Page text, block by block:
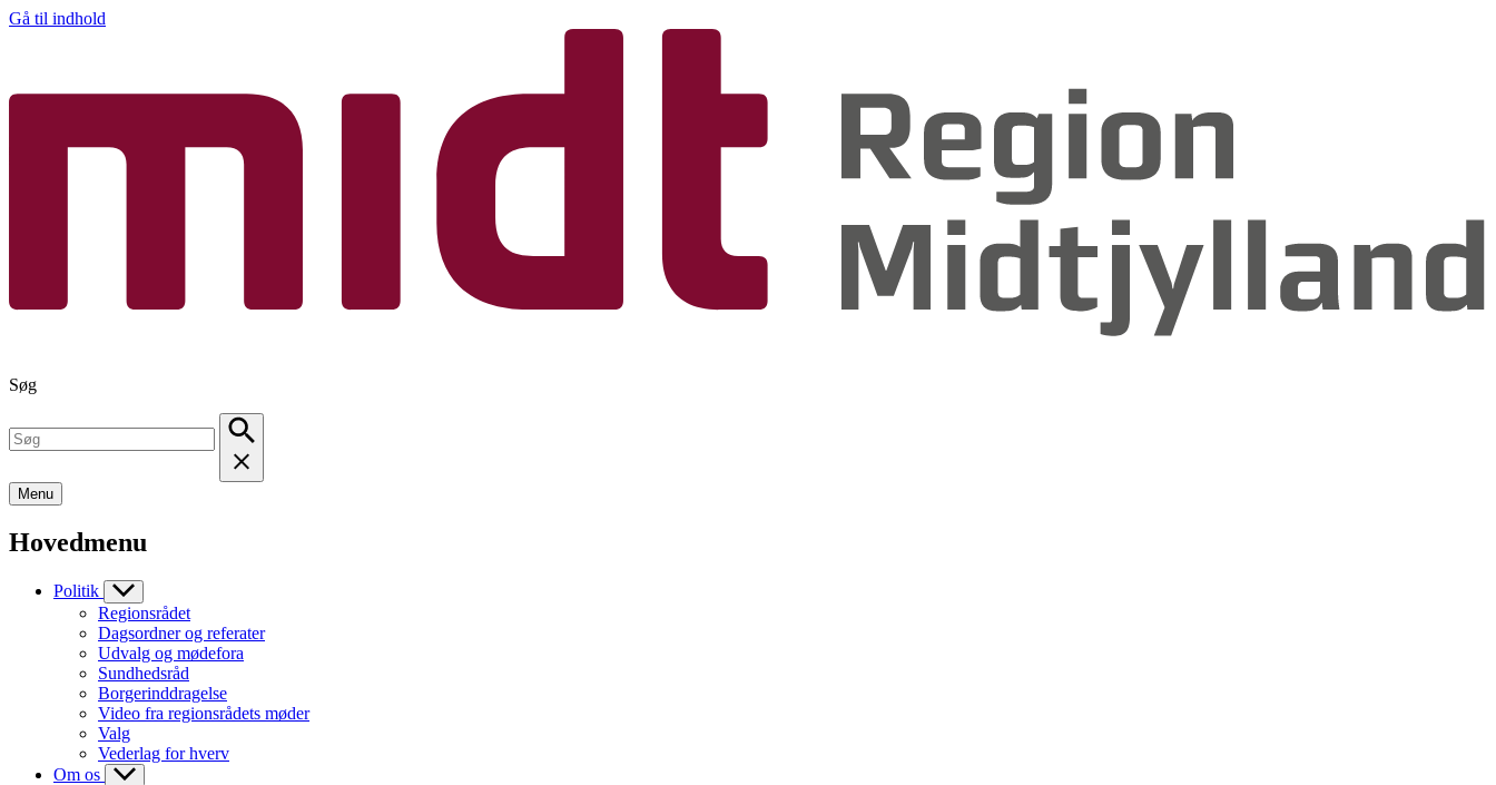
Gå til indhold
Søg
Menu
Hovedmenu
Politik
Regionsrådet
Dagsordner og referater
Udvalg og mødefora
Sundhedsråd
Borgerinddragelse
Video fra regionsrådets møder
Valg
Vederlag for hverv
Om os